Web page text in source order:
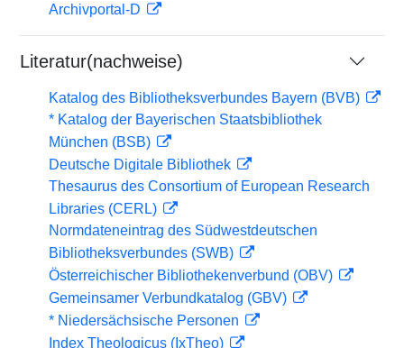
Archivportal-D
Literatur(nachweise)
Katalog des Bibliotheksverbundes Bayern (BVB)
* Katalog der Bayerischen Staatsbibliothek
München (BSB)
Deutsche Digitale Bibliothek
Thesaurus des Consortium of European Research
Libraries (CERL)
Normdateneintrag des Südwestdeutschen
Bibliotheksverbundes (SWB)
Österreichischer Bibliothekenverbund (OBV)
Gemeinsamer Verbundkatalog (GBV)
* Niedersächsische Personen
Index Theologicus (IxTheo)